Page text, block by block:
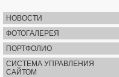
НОВОСТИ
ФОТОГАЛЕРЕЯ
ПОРТФОЛИО
СИСТЕМА УПРАВЛЕНИЯ
САЙТОМ